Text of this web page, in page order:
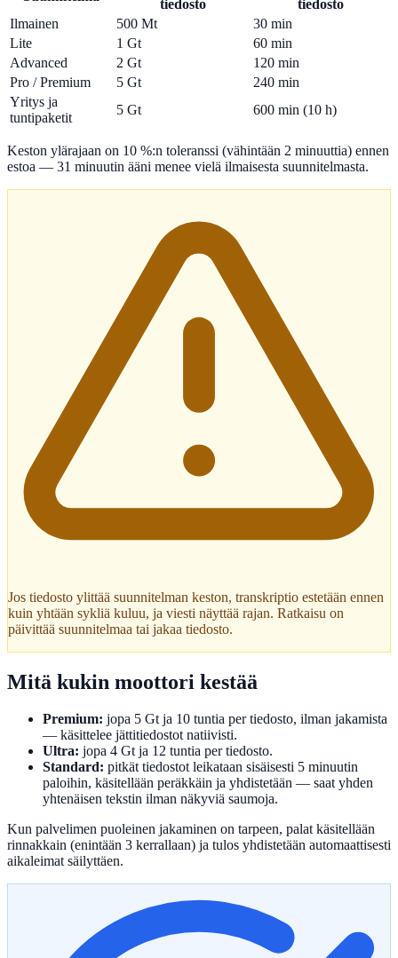
tiedosto
tiedosto
Ilmainen
500 Mt
30 min
Lite
1 Gt
60 min
Advanced
2 Gt
120 min
Pro / Premium
5 Gt
240 min
Yritys ja
tuntipaketit
5 Gt 600 min (10 h)
Keston ylärajaan on 10 %:n toleranssi (vähintään 2 minuuttia) ennen
estoa — 31 minuutin ääni menee vielä ilmaisesta suunnitelmasta.
Jos tiedosto ylittää suunnitelman keston, transkriptio estetään ennen
kuin yhtään sykliä kuluu, ja viesti näyttää rajan. Ratkaisu on
päivittää suunnitelmaa tai jakaa tiedosto.
Mitä kukin moottori kestää
Premium: jopa 5 Gt ja 10 tuntia per tiedosto, ilman jakamista
— käsittelee jättitiedostot natiivisti.
Ultra: jopa 4 Gt ja 12 tuntia per tiedosto.
Standard: pitkät tiedostot leikataan sisäisesti 5 minuutin
paloihin, käsitellään peräkkäin ja yhdistetään — saat yhden
yhtenäisen tekstin ilman näkyviä saumoja.
Kun palvelimen puoleinen jakaminen on tarpeen, palat käsitellään
rinnakkain (enintään 3 kerrallaan) ja tulos yhdistetään automaattisesti
aikaleimat säilyttäen.